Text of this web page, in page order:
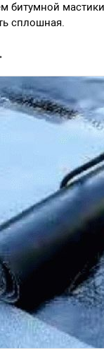
битумной
сплошная.